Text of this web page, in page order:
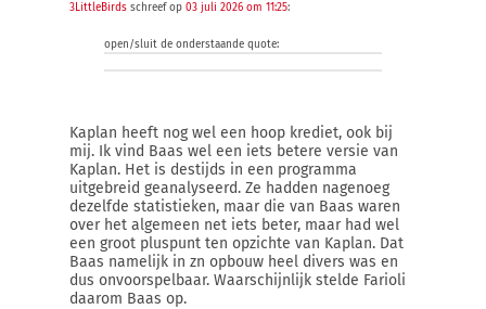
3LittleBirds schreef op 03 juli 2026 om 11:25:
open/sluit de onderstaande quote:
Kaplan heeft nog wel een hoop krediet, ook bij
mij. Ik vind Baas wel een iets betere versie van
Kaplan. Het is destijds in een programma
uitgebreid geanalyseerd. Ze hadden nagenoeg
dezelfde statistieken, maar die van Baas waren
over het algemeen net iets beter, maar had wel
een groot pluspunt ten opzichte van Kaplan. Dat
Baas namelijk in zn opbouw heel divers was en
dus onvoorspelbaar. Waarschijnlijk stelde Farioli
daarom Baas op.